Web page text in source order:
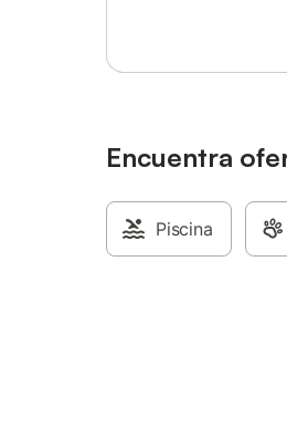
concretamente a Sierra
Encuentra
Piscina